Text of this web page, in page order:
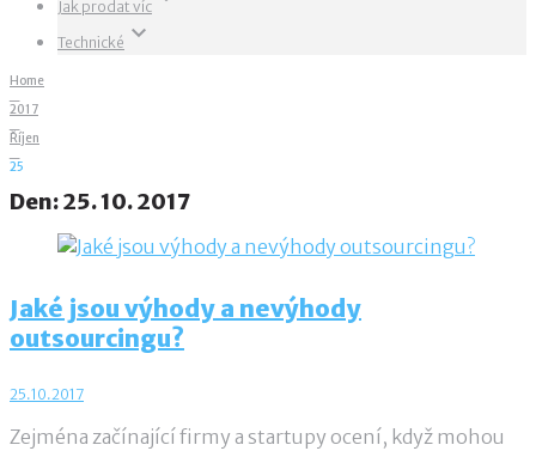
Jak prodat víc
Technické keyboard_arrow_down
Home
2017
Říjen
25
Den:25. 10. 2017
Jaké jsou výhody a nevýhody
outsourcingu?
25.10.2017
Zejména začínající firmy a startupy ocení, když mohou